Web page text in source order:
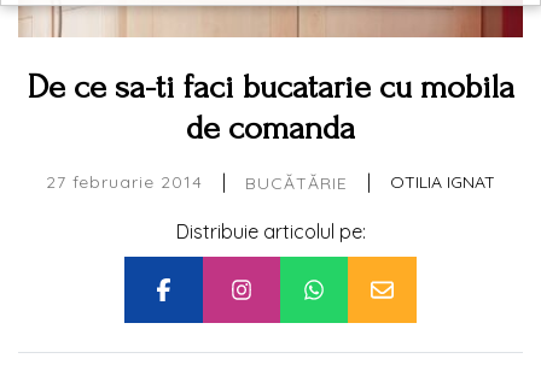
De ce sa-ti faci bucatarie cu mobila
de comanda
27 februarie 2014 | BUCĂTĂRIE | OTILIA IGNAT
Distribuie articolul pe: